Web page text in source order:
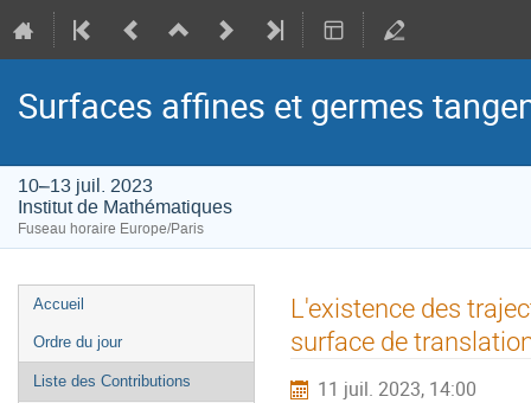
Surfaces affines et germes
10–13 juil. 2023
Institut de Mathématiques
Fuseau horaire Europe/Paris
Menu
de
l'événement
Accueil
Ordre du jour
Liste des Contributions
L'existence des
surface de
11 juil. 2023, 14:00